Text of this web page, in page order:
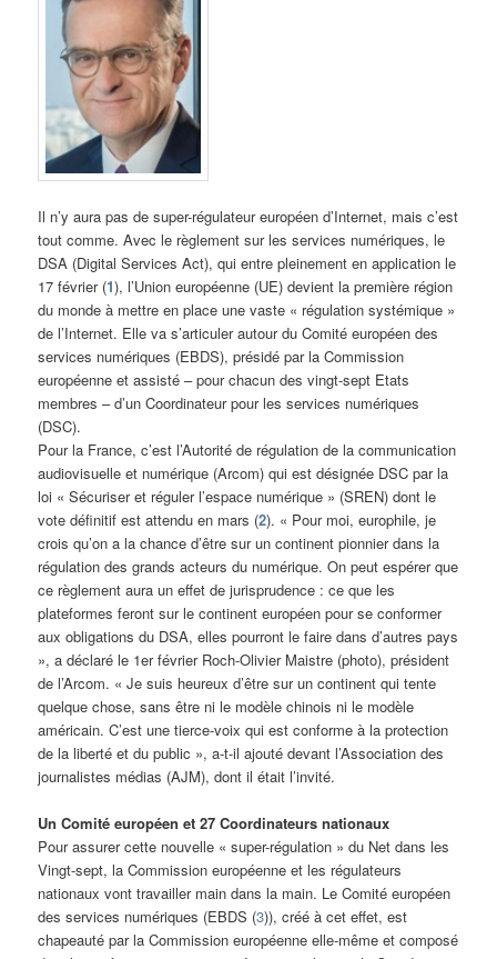
Il n’y aura pas de super-régulateur européen d’Internet, mais c’est
tout comme. Avec le règlement sur les services numériques, le
DSA (Digital Services Act), qui entre pleinement en application le
17 février (1), l’Union européenne (UE) devient la première région
du monde à mettre en place une vaste « régulation systémique »
de l’Internet. Elle va s’articuler autour du Comité européen des
services numériques (EBDS), présidé par la Commission
européenne et assisté – pour chacun des vingt-sept Etats
membres – d’un Coordinateur pour les services numériques
(DSC).
Pour la France, c’est l’Autorité de régulation de la communication
audiovisuelle et numérique (Arcom) qui est désignée DSC par la
loi « Sécuriser et réguler l’espace numérique » (SREN) dont le
vote définitif est attendu en mars (2). « Pour moi, europhile, je
crois qu’on a la chance d’être sur un continent pionnier dans la
régulation des grands acteurs du numérique. On peut espérer que
ce règlement aura un effet de jurisprudence : ce que les
plateformes feront sur le continent européen pour se conformer
aux obligations du DSA, elles pourront le faire dans d’autres pays
», a déclaré le 1er février Roch-Olivier Maistre (photo), président
de l’Arcom. « Je suis heureux d’être sur un continent qui tente
quelque chose, sans être ni le modèle chinois ni le modèle
américain. C’est une tierce-voix qui est conforme à la protection
de la liberté et du public », a-t-il ajouté devant l’Association des
journalistes médias (AJM), dont il était l’invité.
Un Comité européen et 27 Coordinateurs nationaux
Pour assurer cette nouvelle « super-régulation » du Net dans les
Vingt-sept, la Commission européenne et les régulateurs
nationaux vont travailler main dans la main. Le Comité européen
des services numériques (EBDS (3)), créé à cet effet, est
chapeauté par la Commission européenne elle-même et composé